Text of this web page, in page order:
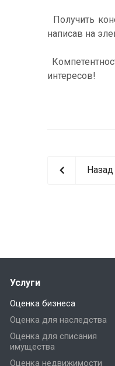
Получить
написав на
интересов!
Назад
Услуги
Оценка бизнеса
Оценка для наследства
Оценка для списания
имущества
Оценка недвижимости